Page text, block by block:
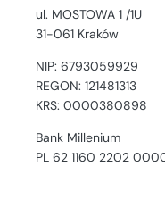
ul. MOSTOWA 1 /1U
31-061 Kraków
NIP: 6793059929
REGON: 121481313
KRS: 0000380898
Bank Millenium
PL 62 1160 2202